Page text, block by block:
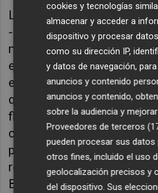
La fluidez del elemento
-o fusión- con la dureza de
metálicos marcan el ritmo
expositivo, una tensión que
el propio título de la
que remite tanto a lo
fluido. “Estos dos
cualquier de mis obras”,
presentó este jueves el
responsable de Cultura de
Bancaja,Laura Campos, y
cookies y tecnologías
almacenar y acceder a
dispositivo y procesar
como su dirección IP,
y datos de navegación,
anuncios y contenido
anuncios y contenido,
sobre la audiencia y
Proveedores de terceros
pueden procesar sus
otros fines, incluido el uso
geolocalización precisos y
del dispositivo. Sus